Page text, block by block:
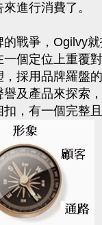
進行消費了。
戰爭，Ogilvy
個定位上重覆
採用品牌羅盤
及產品來探索
，有一個完整且